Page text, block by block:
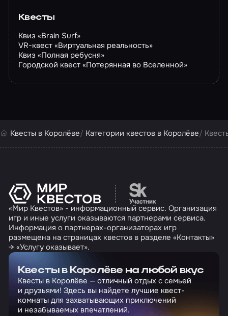
Квесты
Квиз «Brain Surf»
VR-квест «Виртуальная реальность»
Квиз «Полная ребусня»
Городской квест «Потерянная во Вселенной»
Квесты в Королёве Категории квестов в Королёве
Перейти на сайт
«Мир Квестов» - информационный сервис. Организация
игр и иные услуги оказываются партнерами сервиса.
Информация о партнерах-организаторах игр
размещена на страницах квестов в разделе «Контакты»
→ «Услугу оказывает».
Квесты в Королёве на любой вкус
Квесты в Королёве — отличный отдых с семьей
и друзьями! Здесь вы найдете лучшие квест-
комнаты для захватывающих приключений
и незабываемых впечатлений.